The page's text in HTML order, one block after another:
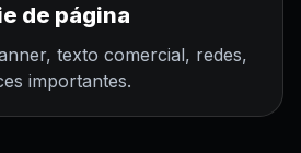
de página
texto comercial, redes,
importantes.